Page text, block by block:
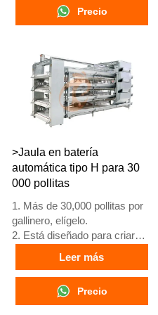
3. Su vida útil supera los 25
años
24 horas. Números de
WhatsApp: +8618830120193,
+234 8111199996
Precio
>Jaula en batería
automática tipo H para 30
000 pollitas
1. Más de 30,000 pollitas por
gallinero, elígelo.
2. Está diseñado para criar
pollitas mayores de 1 día
hasta gallinas de 12 a 16
semanas que comienzan a
poner huevos.
3. Su vida útil es de más de
Leer más
Precio